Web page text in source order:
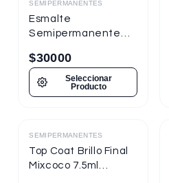
Destacado
SEMIPERMANENTES
Esmalte
Semipermanente
Semitraslúcido 15ml
para Uñas
$30000
Seleccionar
Producto
Destacado
SEMIPERMANENTES
Top Coat Brillo Final
Mixcoco 7.5ml